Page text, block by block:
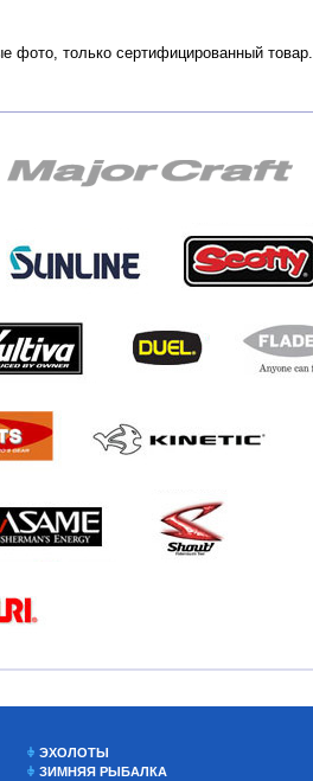
фото, только сертифицированный товар.
ЭХОЛОТЫ
ЗИМНЯЯ РЫБАЛКА